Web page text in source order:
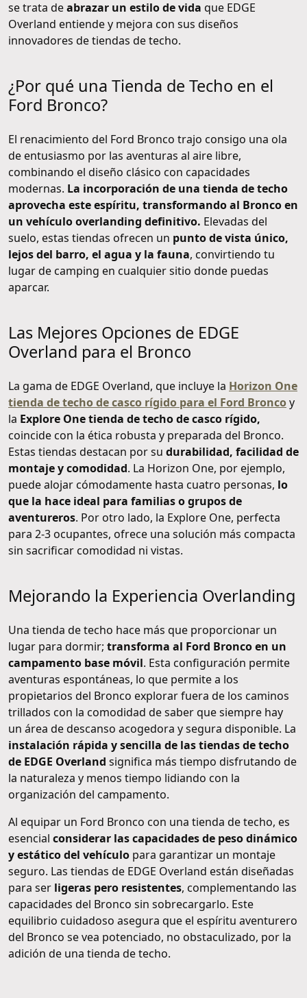
se trata deabrazar un estilo de vida que EDGE
Overland entiende y mejora con sus diseños
innovadores de tiendas de techo.
¿Por qué una Tienda de Techo en el
Ford Bronco?
El renacimiento del Ford Bronco trajo consigo una ola
de entusiasmo por las aventuras al aire libre,
combinando el diseño clásico con capacidades
modernas. La incorporación de una tienda de techo
aprovecha este espíritu, transformando al Bronco en
un vehículo overlanding definitivo. Elevadas del
suelo, estas tiendas ofrecen un punto de vista único,
lejos del barro, el agua y la fauna, convirtiendo tu
lugar de camping en cualquier sitio donde puedas
aparcar.
Las Mejores Opciones de EDGE
Overland para el Bronco
La gama de EDGE Overland, que incluye la Horizon One
tienda de techo de casco rígido para el Ford Broncoy
la Explore One tienda de techo de casco rígido,
coincide con la ética robusta y preparada del Bronco.
Estas tiendas destacan por su durabilidad, facilidad de
montaje y comodidad. La Horizon One, por ejemplo,
puede alojar cómodamente hasta cuatro personas, lo
que la hace ideal para familias o grupos de
aventureros. Por otro lado, la Explore One, perfecta
para 2-3 ocupantes, ofrece una solución más compacta
sin sacrificar comodidad ni vistas.
Mejorando la Experiencia Overlanding
Una tienda de techo hace más que proporcionar un
lugar para dormir; transforma al Ford Bronco en un
campamento base móvil. Esta configuración permite
aventuras espontáneas, lo que permite a los
propietarios del Bronco explorar fuera de los caminos
trillados con la comodidad de saber que siempre hay
un área de descanso acogedora y segura disponible. La
instalación rápida y sencilla de las tiendas de techo
de EDGE Overland significa más tiempo disfrutando de
la naturaleza y menos tiempo lidiando con la
organización del campamento.
Al equipar un Ford Bronco con una tienda de techo, es
esencial considerar las capacidades de peso dinámico
y estático del vehículo para garantizar un montaje
seguro. Las tiendas de EDGE Overland están diseñadas
para ser ligeras pero resistentes, complementando las
capacidades del Bronco sin sobrecargarlo. Este
equilibrio cuidadoso asegura que el espíritu aventurero
del Bronco se vea potenciado, no obstaculizado, por la
adición de una tienda de techo.